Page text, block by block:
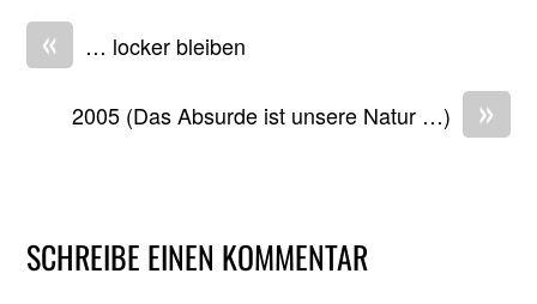
« … locker bleiben
»
2005 (Das Absurde ist unsere Natur …)
SCHREIBE EINEN KOMMENTAR